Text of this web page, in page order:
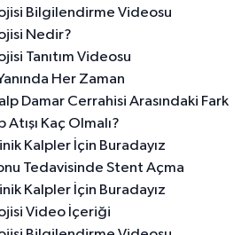
Bilgilendirme Videosu
Nedir?
Tanıtım Videosu
Her Zaman
Damar Cerrahisi Arasındaki Fark
Kaç Olmalı?
Kalpler İçin Buradayız
Tedavisinde Stent Açma
Kalpler İçin Buradayız
Video İçeriği